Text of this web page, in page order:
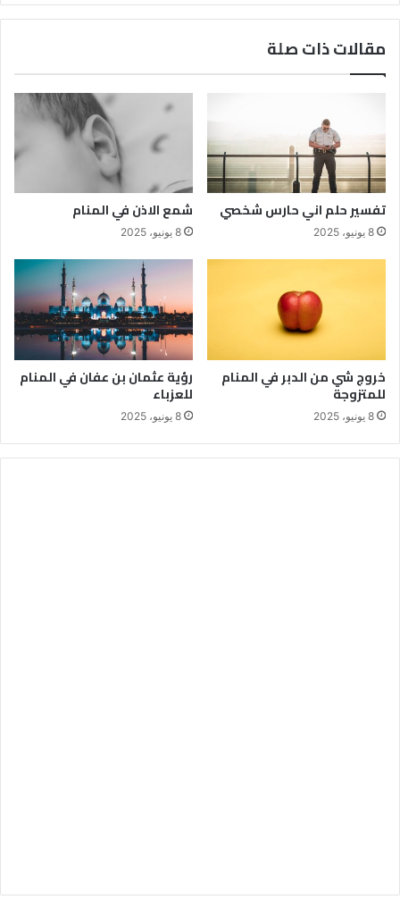
مقالات ذات صلة
تفسير حلم اني حارس شخصي
8 يونيو، 2025
شمع الاذن في المنام
8 يونيو، 2025
خروج شي من الدبر في المنام
للمتزوجة
8 يونيو، 2025
رؤية عثمان بن عفان في المنام
للعزباء
8 يونيو، 2025